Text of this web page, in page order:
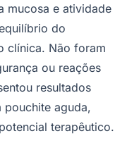
mucosa e atividade
do
clínica. Não foram
ou reações
resultados
pouchite aguda,
terapêutico.